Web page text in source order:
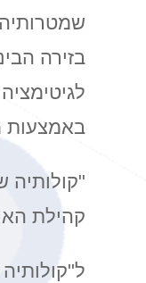
בזירה
באמצעות
"קולותיה
קהילת